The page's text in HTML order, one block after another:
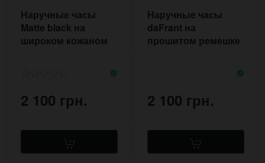
Наручные часы
Matte black на
широком кожаном
2 100 грн.
Наручные часы
daFrant на
прошитом ремешке
2 100 грн.